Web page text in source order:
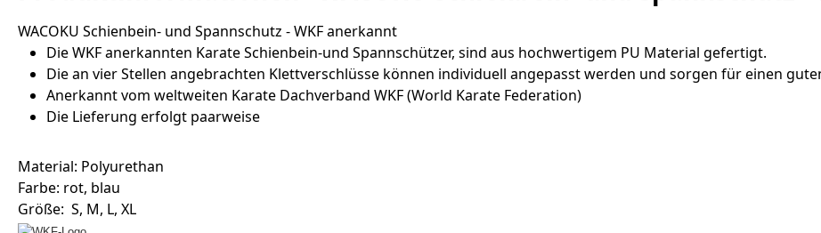
WACOKU Schienbein- und Spannschutz - WKF anerkannt
Die WKF anerkannten Karate Schienbein-und Spannschützer, sind aus hochwertigem PU Material gefertigt.
Die an vier Stellen angebrachten Klettverschlüsse können individuell angepasst werden und sorgen für einen
Anerkannt vom weltweiten Karate Dachverband WKF (World Karate Federation)
Die Lieferung erfolgt paarweise
Material: Polyurethan
Farbe: rot, blau
Größe: S, M, L, XL